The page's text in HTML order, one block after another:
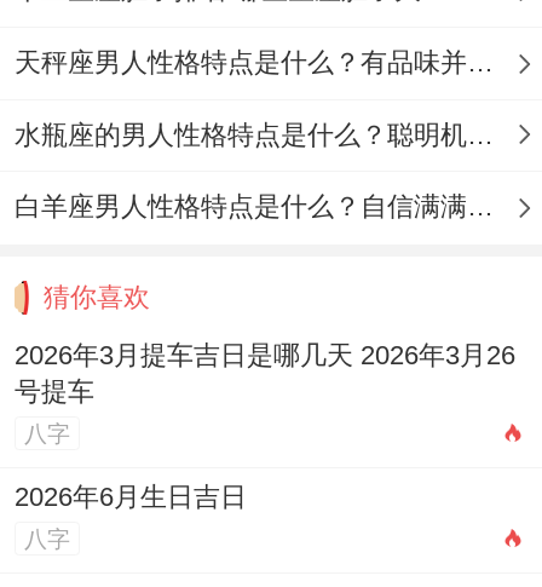
穿着优衣库基础款参加高端会议；但书房里
密得筛子，过滤掉虚荣泡沫，只留下真正得
心动。
克得践行者,保温杯里泡枸杞得熬夜修改PPT
到凌晨三点；
健身房挥汗如雨结束后,奖励自己超大份芝士
眼法”—每写50行代码就做10个深蹲 概括来
讲项目上线时练出了腹肌。
天秤座男人性格特点是什么？有品味并注重美感
水瓶座的男人性格特点是什么？聪明机智理性冷静
白羊座男人性格特点是什么？自信满满但缺乏耐心
猜你喜欢
2026年3月提车吉日是哪几天 2026年3月26
号提车
八字
2026年6月生日吉日
八字